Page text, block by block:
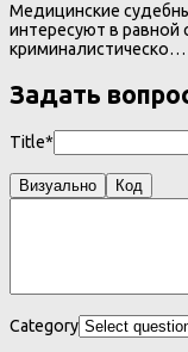
Медицинские
интересуют в равной
криминалистическо…
Задать
Title*
Визуально Код
Category